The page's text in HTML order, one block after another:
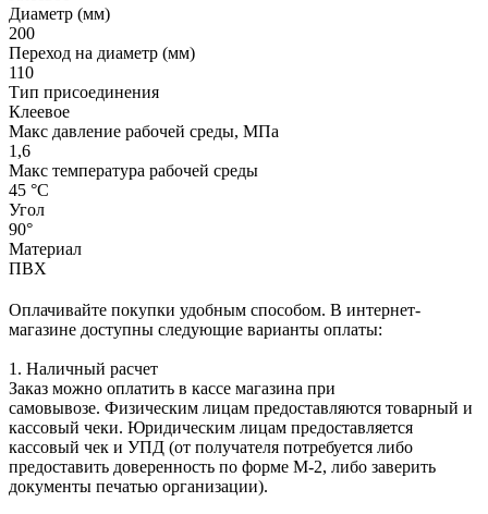
Диаметр (мм)
200
Переход на диаметр (мм)
110
Тип присоединения
Клеевое
Макс давление рабочей среды, МПа
1,6
Макс температура рабочей среды
45 °С
Угол
90°
Материал
ПВХ
Оплачивайте покупки удобным способом. В интернет-
магазине доступны следующие варианты оплаты:
1. Наличный расчет
Заказ можно оплатить в кассе магазина при
самовывозе. Физическим лицам предоставляются товарный и
кассовый чеки. Юридическим лицам предоставляется
кассовый чек и УПД (от получателя потребуется либо
предоставить доверенность по форме М-2, либо заверить
документы печатью организации).